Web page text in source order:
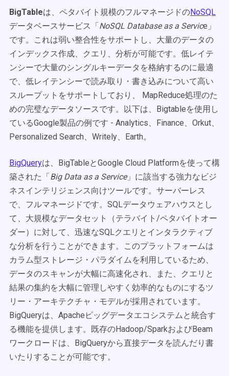
BigTableは、ペタバイト規模のフルマネージドのNoSQL
データベースサービス「NoSQL Database as a Service」
です。これは弱い整合性をサポートし、大量のデータの
インデックス作成、クエリ、分析が可能です。低レイテ
ンシーで大量のシングルキーデータを格納するのに最適
で、低レイテンシーで読み取り・書き込みについて高い
スループットをサポートしており、 MapReduce処理のた
めの完璧なデータソースです。以下は、Bigtableを使用し
ているGoogle製品の例です - Analytics、Finance、Orkut、
Personalized Search、Writely、Earth。
BigQueryは、BigTableとGoogle Cloud Platformを使って構
築された「Big Data as a Service」に該当する強力なビジ
ネスインテリジェンス向けツールです。サーバーレス
で、フルマネージドです。SQLデータウェアハウスとし
て、大規模なデータセット（テラバイト/ペタバイトオー
ダー）に対して、迅速なSQLクエリとインタラクティブ
な分析を行うことができます。このプラットフォームは
カラム型ストレージ・パラダイムを利用しているため、
データのスキャンが大幅に高速化され、また、クエリと
結果の集約を大幅に管理しやすく効率的なものにするツ
リー・アーキテクチャ・モデルが採用されています。
BigQueryは、Apacheビッグデータエコシステムと統合す
る機能を提供します。既存のHadoop/SparkおよびBeam
ワークロードは、BigQueryから直接データを読んだり書
いたりすることが可能です。